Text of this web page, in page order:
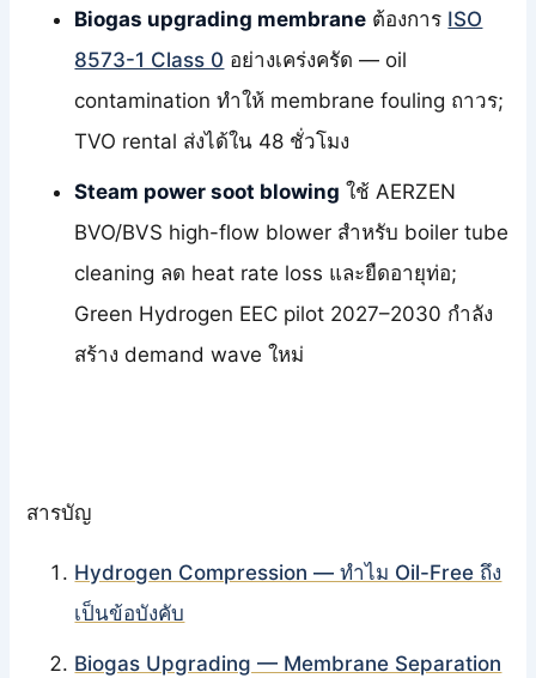
Biogas upgrading membrane ต้องการ ISO
8573-1 Class 0 อย่างเคร่งครัด — oil
contamination ทำให้ membrane fouling ถาวร;
TVO rental ส่งได้ใน 48 ชั่วโมง
Steam power soot blowing ใช้ AERZEN
BVO/BVS high-flow blower สำหรับ boiler tube
cleaning ลด heat rate loss และยืดอายุท่อ;
Green Hydrogen EEC pilot 2027–2030 กำลัง
สร้าง demand wave ใหม่
สารบัญ
Hydrogen Compression — ทำไม Oil-Free ถึง
เป็นข้อบังคับ
Biogas Upgrading — Membrane Separation